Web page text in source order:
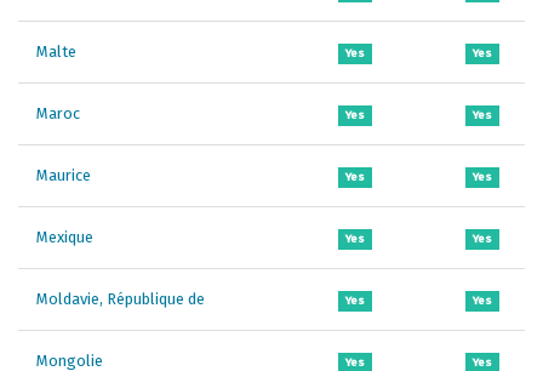
Malte Yes Yes
Maroc Yes Yes
Maurice Yes Yes
Mexique Yes Yes
Moldavie, République de Yes Yes
Mongolie Yes Yes